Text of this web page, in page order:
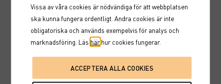
Fondtorget
Marknadskurser
Karriär
Nyheter
Marknadssondering
Vissa av våra cookies är nödvändiga för att webbplatsen
ska kunna fungera ordentligt. Andra cookies är inte
obligatoriska och används exempelvis för analys och
marknadsföring. Läs här hur cookies fungerar.